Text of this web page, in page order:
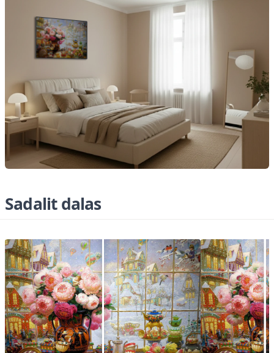
Sadalit dalas